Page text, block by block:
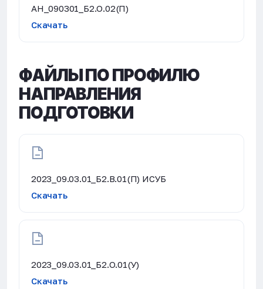
АН_090301_Б2.О.02(П)
Скачать
ФАЙЛЫ ПО ПРОФИЛЮ
НАПРАВЛЕНИЯ
ПОДГОТОВКИ
2023_09.03.01_Б2.В.01(П) ИСУБ
Скачать
2023_09.03.01_Б2.О.01(У)
Скачать